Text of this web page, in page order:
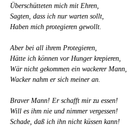
Überschütteten mich mit Ehren,
Sagten, dass ich nur warten sollt,
Haben mich protegieren gewollt.
Aber bei all ihrem Protegieren,
Hätte ich können vor Hunger krepieren,
Wär nicht gekommen ein wackerer Mann,
Wacker nahm er sich meiner an.
Braver Mann! Er schafft mir zu essen!
Will es ihm nie und nimmer vergessen!
Schade, daß ich ihn nicht küssen kann!